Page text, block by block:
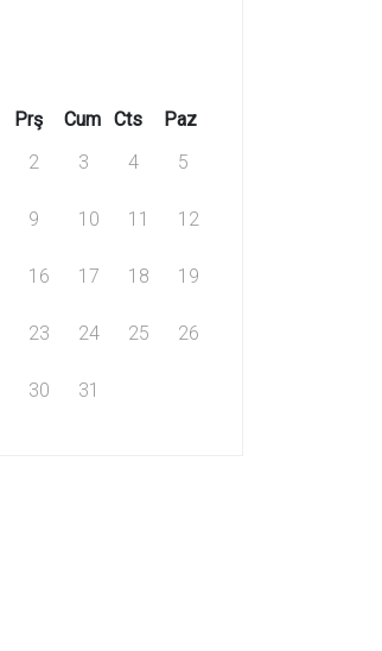
Prş Cum Cts
Paz
2 3 4 5
9 10 11 12
16 17 18 19
23 24 25 26
30 31